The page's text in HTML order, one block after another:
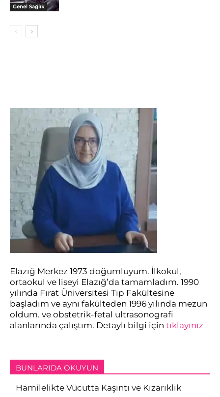
Genel Sağlık
Elazığ Merkez 1973 doğumluyum. İlkokul,
ortaokul ve liseyi Elazığ’da tamamladım. 1990
yılında Fırat Üniversitesi Tıp Fakültesine
başladım ve aynı fakülteden 1996 yılında mezun
oldum. ve obstetrik-fetal ultrasonografi
alanlarında çalıştım. Detaylı bilgi için tıklayınız
BUNLARIDA OKUYUN
Hamilelikte Vücutta Kaşıntı ve Kızarıklık